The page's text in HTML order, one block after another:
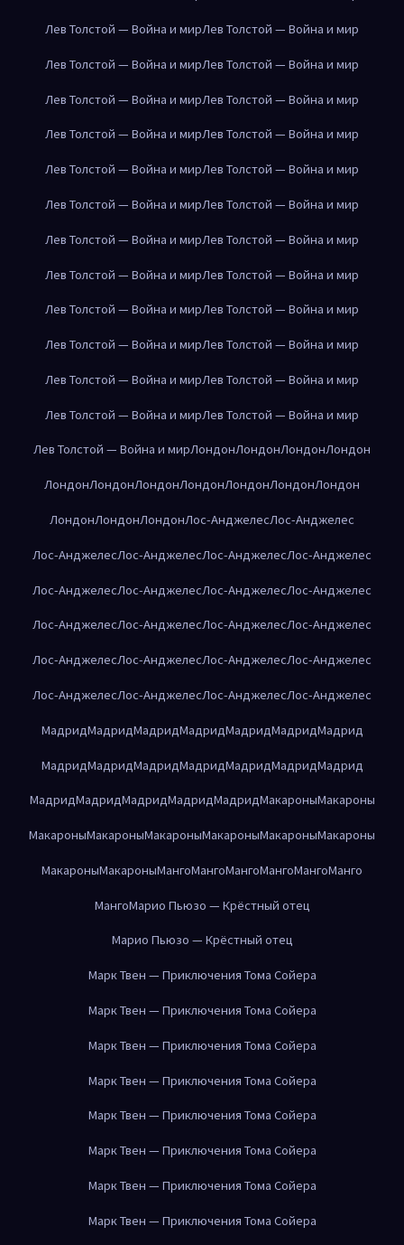
Лев Толстой — Война и мирЛев Толстой — Война и мир
Лев Толстой — Война и мирЛев Толстой — Война и мир
Лев Толстой — Война и мирЛев Толстой — Война и мир
Лев Толстой — Война и мирЛев Толстой — Война и мир
Лев Толстой — Война и мирЛев Толстой — Война и мир
Лев Толстой — Война и мирЛев Толстой — Война и мир
Лев Толстой — Война и мирЛев Толстой — Война и мир
Лев Толстой — Война и мирЛев Толстой — Война и мир
Лев Толстой — Война и мирЛев Толстой — Война и мир
Лев Толстой — Война и мирЛев Толстой — Война и мир
Лев Толстой — Война и мирЛев Толстой — Война и мир
Лев Толстой — Война и мирЛев Толстой — Война и мир
Лев Толстой — Война и мирЛондонЛондонЛондонЛондон
ЛондонЛондонЛондонЛондонЛондонЛондонЛондон
ЛондонЛондонЛондонЛос-АнджелесЛос-Анджелес
Лос-АнджелесЛос-АнджелесЛос-АнджелесЛос-Анджелес
Лос-АнджелесЛос-АнджелесЛос-АнджелесЛос-Анджелес
Лос-АнджелесЛос-АнджелесЛос-АнджелесЛос-Анджелес
Лос-АнджелесЛос-АнджелесЛос-АнджелесЛос-Анджелес
Лос-АнджелесЛос-АнджелесЛос-АнджелесЛос-Анджелес
МадридМадридМадридМадридМадридМадридМадрид
МадридМадридМадридМадридМадридМадридМадрид
МадридМадридМадридМадридМадридМакароныМакароны
МакароныМакароныМакароныМакароныМакароныМакароны
МакароныМакароныМангоМангоМангоМангоМангоМанго
МангоМарио Пьюзо — Крёстный отец
Марио Пьюзо — Крёстный отец
Марк Твен — Приключения Тома Сойера
Марк Твен — Приключения Тома Сойера
Марк Твен — Приключения Тома Сойера
Марк Твен — Приключения Тома Сойера
Марк Твен — Приключения Тома Сойера
Марк Твен — Приключения Тома Сойера
Марк Твен — Приключения Тома Сойера
Марк Твен — Приключения Тома Сойера